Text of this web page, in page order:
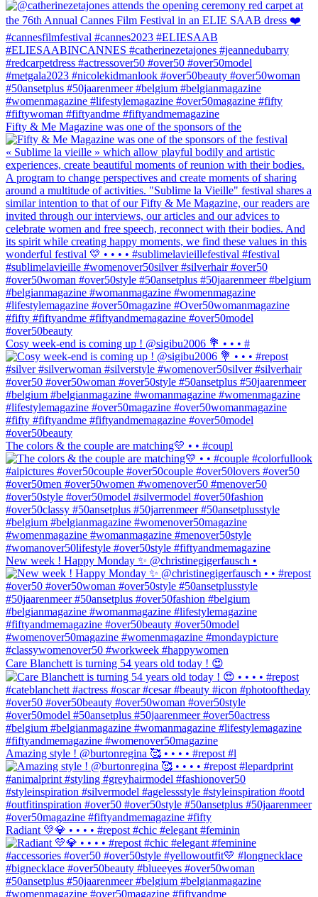
Fifty & Me Magazine was one of the sponsors of the
Cosy week-end is coming up ! @sigibu2006 💐 • • • #
The colors & the couple are matching💛 • • #coupl
New week ! Happy Monday ✨ @christinegigerfausch •
Care Blanchett is turning 54 years old today ! 😍
Amazing style ! @burtonregina 🥰 • • • • #repost #l
Radiant 💛💎 • • • • #repost #chic #elegant #feminin